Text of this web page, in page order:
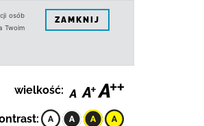
osób
Twoim
ZAMKNIJ
wielkość: